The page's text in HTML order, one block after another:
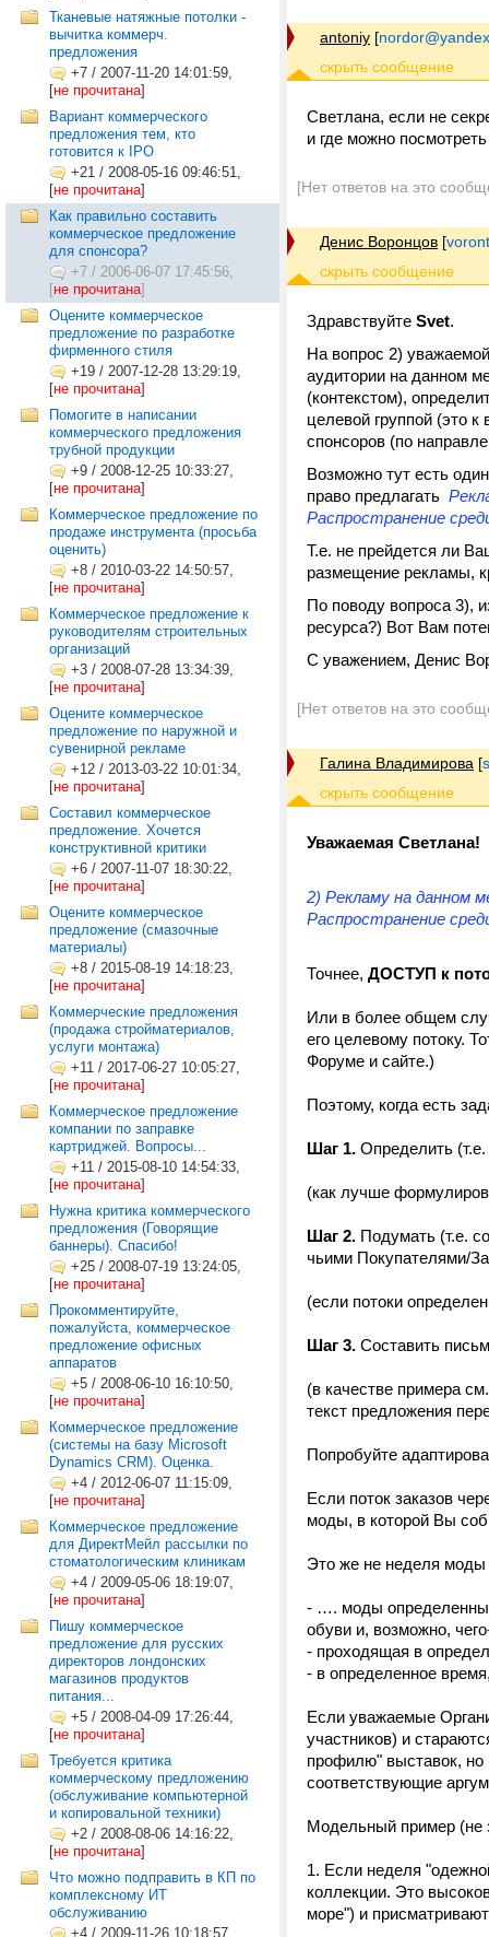
Тканевые натяжные потолки -
вычитка коммерч.
предложения
+7 / 2007-11-20 14:01:59,
[не прочитана]
Вариант коммерческого
предложения тем, кто
готовится к IPO
+21 / 2008-05-16 09:46:51,
[не прочитана]
Как правильно составить
коммерческое предложение
для спонсора?
+7 / 2006-06-07 17:45:56,
[не прочитана]
Оцените коммерческое
предложение по разработке
фирменного стиля
+19 / 2007-12-28 13:29:19,
[не прочитана]
Помогите в написании
коммерческого предложения
трубной продукции
+9 / 2008-12-25 10:33:27,
[не прочитана]
Коммерческое предложение по
продаже инструмента (просьба
оценить)
+8 / 2010-03-22 14:50:57,
[не прочитана]
Коммерческое предложение к
руководителям строительных
организаций
+3 / 2008-07-28 13:34:39,
[не прочитана]
Оцените коммерческое
предложение по наружной и
сувенирной рекламе
+12 / 2013-03-22 10:01:34,
[не прочитана]
Составил коммерческое
предложение. Хочется
конструктивной критики
+6 / 2007-11-07 18:30:22,
[не прочитана]
Оцените коммерческое
предложение (смазочные
материалы)
+8 / 2015-08-19 14:18:23,
[не прочитана]
Коммерческие предложения
(продажа стройматериалов,
услуги монтажа)
+11 / 2017-06-27 10:05:27,
[не прочитана]
Коммерческое предложение
компании по заправке
картриджей. Вопросы...
+11 / 2015-08-10 14:54:33,
[не прочитана]
Нужна критика коммерческого
предложения (Говорящие
баннеры). Спасибо!
+25 / 2008-07-19 13:24:05,
[не прочитана]
Прокомментируйте,
пожалуйста, коммерческое
предложение офисных
аппаратов
+5 / 2008-06-10 16:10:50,
[не прочитана]
Коммерческое предложение
(системы на базу Microsoft
Dynamics CRM). Оценка.
+4 / 2012-06-07 11:15:09,
[не прочитана]
Коммерческое предложение
для ДиректМейл рассылки по
стоматологическим клиникам
+4 / 2009-05-06 18:19:07,
[не прочитана]
Пишу коммерческое
предложение для русских
директоров лондонских
магазинов продуктов
питания...
+5 / 2008-04-09 17:26:44,
[не прочитана]
Требуется критика
коммерческому предложению
(обслуживание компьютерной
и копировальной техники)
+2 / 2008-08-06 14:16:22,
[не прочитана]
Что можно подправить в КП по
комплексному ИТ
обслуживанию
+4 / 2009-11-26 10:18:57,
antoniy [
Светлана, если не
и где можно
[Нет ответов на это
Денис Воронцов [
Здравствуйте Svet.
На вопрос 2)
аудитории на данном
(контекстом),
целевой группой (это
спонсоров (по
Возможно тут есть
право предлагать
Распространение
Т.е. не прейдется ли
размещение рекламы,
По поводу вопроса 3),
ресурса?) Вот Вам
С уважением, Денис
[Нет ответов на это
Галина Владимирова [
Уважаемая Светлана!
2) Рекламу на данном
Распространение
Точнее, ДОСТУП к
Или в более общем
его целевому потоку.
Форуме и сайте.)
Поэтому, когда есть
Шаг 1. Определить (т.е.
(как лучше
Шаг 2. Подумать (т.е.
чьими Покупателями/
(если потоки
Шаг 3. Составить
(в качестве примера
текст предложения
Попробуйте
Если поток заказов
моды, в которой Вы
Это же не неделя
- …. моды
обуви и, возможно,
- проходящая в
- в определенное
Если уважаемые
участников) и
профилю" выставок, но
соответствующие
Модельный пример
1. Если неделя
коллекции. Это
море") и